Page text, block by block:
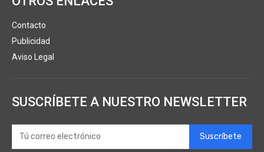
Contacto
Publicidad
Aviso Legal
SUSCRÍBETE A NUESTRO NEWSLETTER
Suscríbete